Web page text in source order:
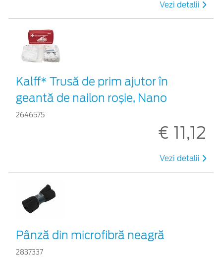
Vezi detalii
Kalff* Trusă de prim ajutor în
geantă de nailon roșie, Nano
2646575
€ 11,12
Vezi detalii
Pânză din microfibră neagră
2837337